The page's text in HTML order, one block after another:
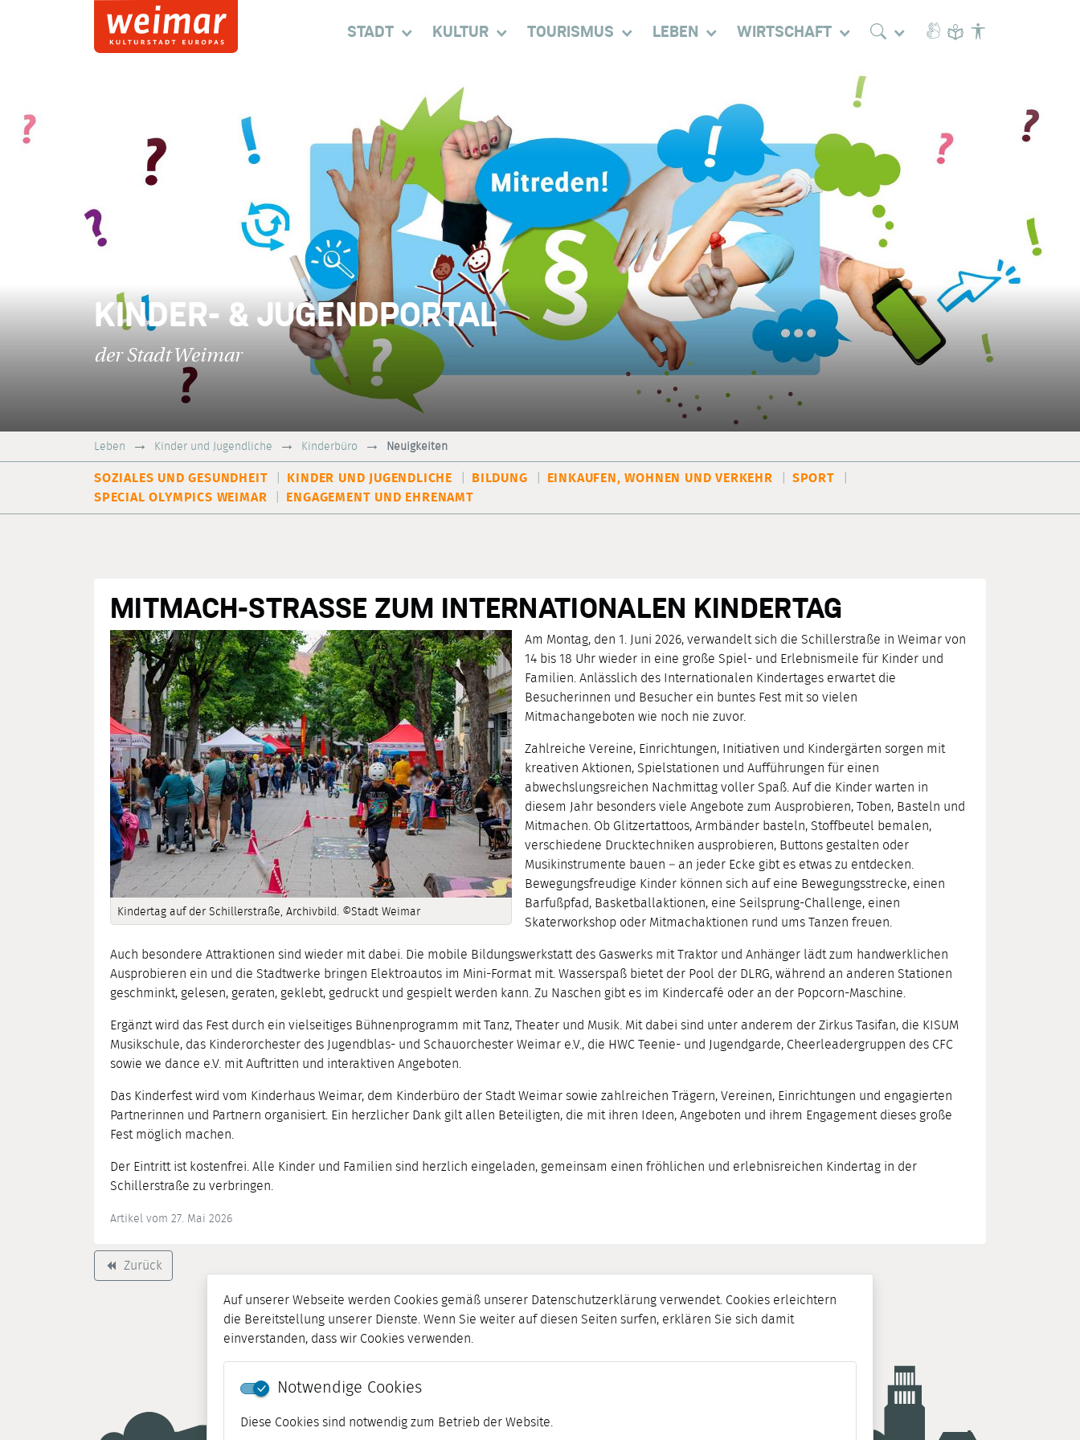
Auf unserer Webseite werden Cookies gemäß unserer Datenschutzerklärung verwendet. Cookies erleichtern
die Bereitstellung unserer Dienste. Wenn Sie weiter auf diesen Seiten surfen, erklären Sie sich damit
einverstanden, dass wir Cookies verwenden.
Notwendige Cookies
Diese Cookies sind notwendig zum Betrieb der Website.
STADT KULTUR TOURISMUS LEBEN WIRTSCHAFT
KINDER- & JUGENDPORTAL
der Stadt Weimar
Leben Kinder und Jugendliche Kinderbüro Neuigkeiten
SOZIALES UND GESUNDHEIT KINDER UND JUGENDLICHE BILDUNG EINKAUFEN, WOHNEN UND VERKEHR
SPORT
SPECIAL OLYMPICS WEIMAR
ENGAGEMENT UND EHRENAMT
MITMACH-STRASSE ZUM INTERNATIONALEN KINDERTAG
Kindertag auf der Schillerstraße, Archivbild. ©Stadt Weimar
Am Montag, den 1. Juni 2026, verwandelt sich die Schillerstraße in Weimar von
14 bis 18 Uhr wieder in eine große Spiel- und Erlebnismeile für Kinder und
Familien. Anlässlich des Internationalen Kindertages erwartet die
Besucherinnen und Besucher ein buntes Fest mit so vielen
Mitmachangeboten wie noch nie zuvor.
Zahlreiche Vereine, Einrichtungen, Initiativen und Kindergärten sorgen mit
kreativen Aktionen, Spielstationen und Aufführungen für einen
abwechslungsreichen Nachmittag voller Spaß. Auf die Kinder warten in
diesem Jahr besonders viele Angebote zum Ausprobieren, Toben, Basteln und
Mitmachen. Ob Glitzertattoos, Armbänder basteln, Stoffbeutel bemalen,
verschiedene Drucktechniken ausprobieren, Buttons gestalten oder
Musikinstrumente bauen – an jeder Ecke gibt es etwas zu entdecken.
Bewegungsfreudige Kinder können sich auf eine Bewegungsstrecke, einen
Barfußpfad, Basketballaktionen, eine Seilsprung-Challenge, einen
Skaterworkshop oder Mitmachaktionen rund ums Tanzen freuen.
Auch besondere Attraktionen sind wieder mit dabei. Die mobile Bildungswerkstatt des Gaswerks mit Traktor und Anhänger lädt zum handwerklichen
Ausprobieren ein und die Stadtwerke bringen Elektroautos im Mini-Format mit. Wasserspaß bietet der Pool der DLRG, während an anderen Stationen
geschminkt, gelesen, geraten, geklebt, gedruckt und gespielt werden kann. Zu Naschen gibt es im Kindercafé oder an der Popcorn-Maschine.
Ergänzt wird das Fest durch ein vielseitiges Bühnenprogramm mit Tanz, Theater und Musik. Mit dabei sind unter anderem der Zirkus Tasifan, die KISUM
Musikschule, das Kinderorchester des Jugendblas- und Schauorchester Weimar e.V., die HWC Teenie- und Jugendgarde, Cheerleadergruppen des CFC
sowie we dance e.V. mit Auftritten und interaktiven Angeboten.
Das Kinderfest wird vom Kinderhaus Weimar, dem Kinderbüro der Stadt Weimar sowie zahlreichen Trägern, Vereinen, Einrichtungen und engagierten
Partnerinnen und Partnern organisiert. Ein herzlicher Dank gilt allen Beteiligten, die mit ihren Ideen, Angeboten und ihrem Engagement dieses große
Fest möglich machen.
Der Eintritt ist kostenfrei. Alle Kinder und Familien sind herzlich eingeladen, gemeinsam einen fröhlichen und erlebnisreichen Kindertag in der
Schillerstraße zu verbringen.
Artikel vom 27. Mai 2026
backward Zurück